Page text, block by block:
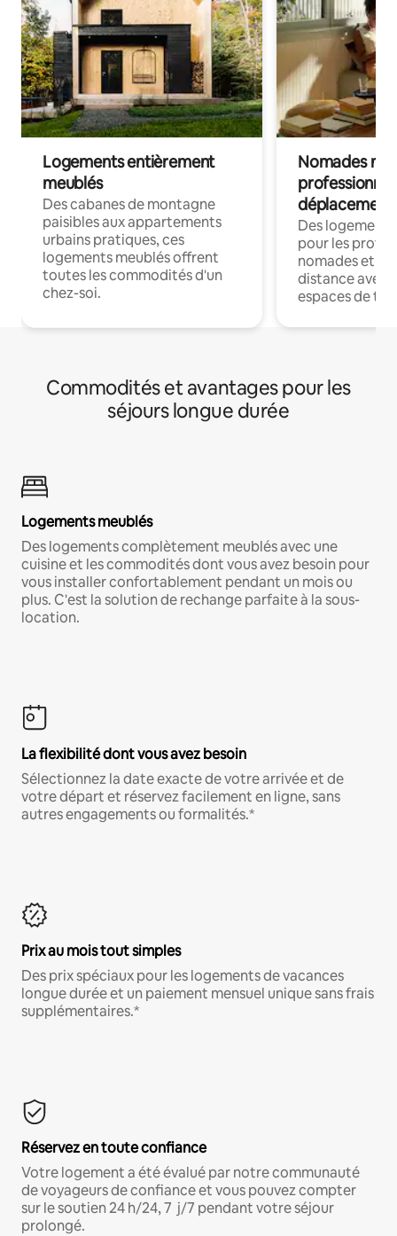
Logements entièrement
meublés
Des cabanes de montagne
paisibles aux appartements
urbains pratiques, ces
logements meublés offrent
toutes les commodités d'un
chez-soi.
Nomades
déplacement
Des
pour les
nomades et
distance avec
espaces de
Commodités et avantages pour les
séjours longue durée
Logements meublés
Des logements complètement meublés avec une
cuisine et les commodités dont vous avez besoin pour
vous installer confortablement pendant un mois ou
plus. C'est la solution de rechange parfaite à la sous-
location.
La flexibilité dont vous avez besoin
Sélectionnez la date exacte de votre arrivée et de
votre départ et réservez facilement en ligne, sans
autres engagements ou formalités.*
Prix au mois tout simples
Des prix spéciaux pour les logements de vacances
longue durée et un paiement mensuel unique sans frais
supplémentaires.*
Réservez en toute confiance
Votre logement a été évalué par notre communauté
de voyageurs de confiance et vous pouvez compter
sur le soutien 24 h/24, 7 j/7 pendant votre séjour
prolongé.